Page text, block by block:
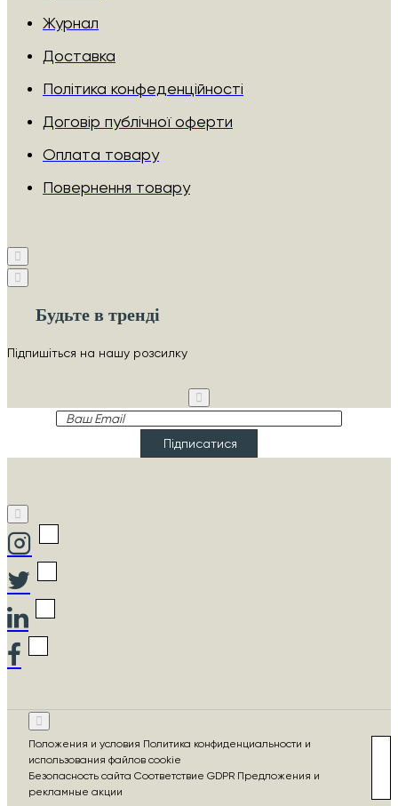
Журнал
Доставка
Політика конфеденційності
Договір публічної оферти
Оплата товару
Повернення товару
Будьте в тренді
Підпишіться на нашу розсилку
Ваш
Підписатися
Положения и условия Политика конфиденциальности и
использования файлов cookie
Безопасность сайта Соответствие GDPR Предложения и
рекламные акции